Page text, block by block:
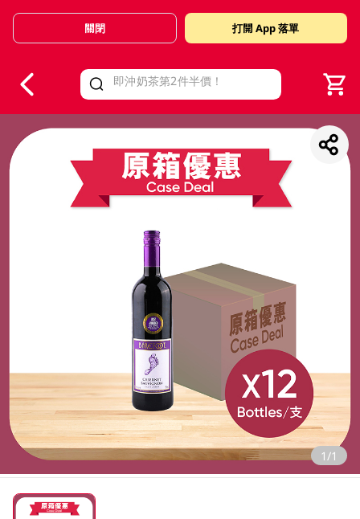
Valid Until 30 June 2026
關閉 打開 App 落單
1/1